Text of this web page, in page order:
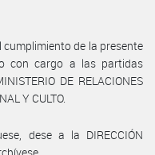
cumplimiento de la presente
con cargo a las partidas
DE RELACIONES
Y CULTO.
dese a la DIRECCIÓN